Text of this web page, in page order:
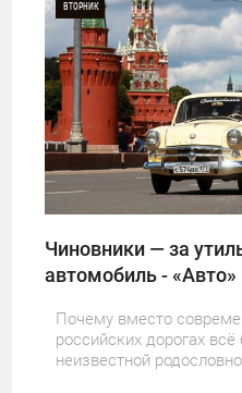
ВТОРНИК
0
Чиновники — за
автомобиль - «Авто»
Почему вместо
российских дорогах
неизвестной